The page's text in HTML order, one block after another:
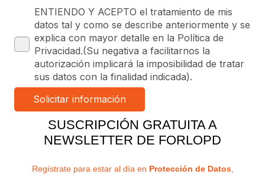
ENTIENDO Y ACEPTO el tratamiento de mis
datos tal y como se describe anteriormente y se
explica con mayor detalle en la Política de
Privacidad.(Su negativa a facilitarnos la
autorización implicará la imposibilidad de tratar
sus datos con la finalidad indicada).
SUSCRIPCIÓN GRATUITA A
NEWSLETTER DE FORLOPD
Regístrate para estar al día en Protección de Datos,